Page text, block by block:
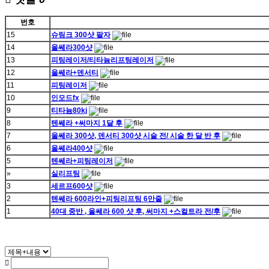
번호
15
슈링크 300샷 팔자
14
울쎄라300샷
13
피팅레이저/티타늄리프팅레이저
12
울쎄라+덴서티
11
피팅레이저
10
인모드fx
9
티타늄80kj
8
텐쎄라 +써마지 1달 후
7
울쎄라 300샷, 덴서티 300샷 시술 전/ 시술 한 달 반 후
6
울쎄라400샷
5
텐쎄라+피팅레이저
»
실리프팅
3
세르프600샷
2
텐쎄라 600라인+피팅리프팅 6만줄
1
40대 중반 , 울쎄라 600 샷 후, 써마지 +스컬트라 전/후